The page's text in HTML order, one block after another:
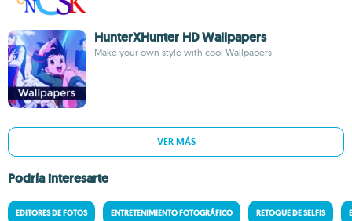
HunterXHunter HD Wallpapers
Make your own style with cool Wallpapers
VER MÁS
Podría interesarte
EDITORES DE FOTOS ENTRETENIMIENTO FOTOGRÁFICO RETOQUE DE SELFIS